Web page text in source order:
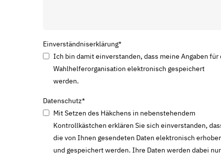
Einverständniserklärung*
Ich bin damit einverstanden, dass meine Angaben für
Wahlhelferorganisation elektronisch gespeichert
werden.
Datenschutz*
Mit Setzen des Häkchens in nebenstehendem
Kontrollkästchen erklären Sie sich einverstanden,
die von Ihnen gesendeten Daten elektronisch
und gespeichert werden. Ihre Daten werden dabei nur